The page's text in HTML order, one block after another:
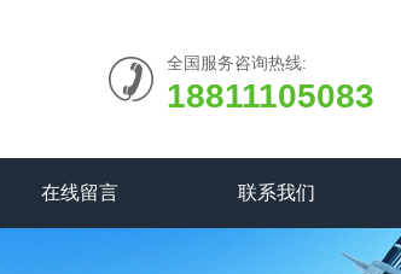
全国服务咨询热线:
18811105083
在线留言 联系我们